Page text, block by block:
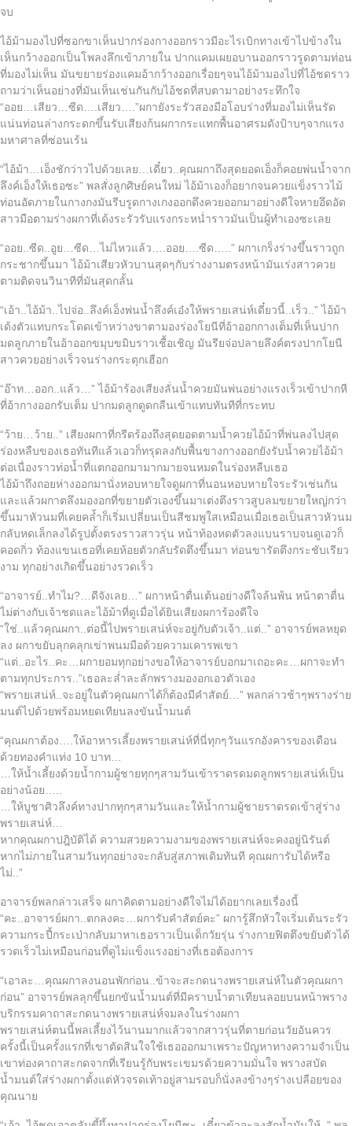
จบ
ไอ้ม้ามองไปที่ซอกขาเห็นปากร่องกางออกราวมีอะไรเบิกทางเข้าไปข้างใน
เห็นกว้างออกเป็นโพลงลึกเข้าภายใน ปากแคมเผยอบานออกราวรูดตามท่อน
ที่มองไม่เห็น มันขยายร่องแคมอ้ากว้างออกเรื่อยๆจนไอ้ม้ามองไปที่ไอ้ชดราว
ถามว่าเห็นอย่างที่มันเห็นเช่นกันกับไอ้ชดที่สบตามาอย่างระทึกใจ
“ออย…เสียว…ซีด….เสียว….”ผกายังระรัวสองมือโอบร่างที่มองไม่เห็นรัด
แน่นท่อนล่างกระดกขึ้นรับเสียงก้นผกากระแทกพื้นอาศรมดังป้าบๆจากแรง
มหาศาลที่ซ่อนเร้น
“ไอ้ม้า…เอ็งชักว่าวไปด้วยเลย…เดี๋ยว..คุณผกาถึงสุดยอดเอ็งก็คอยพ่นน้ำจาก
ลึงค์เอ็งให้เธอซะ” พลสั่งลูกศิษย์คนใหม่ ไอ้ม้าเองก็อยากจนควยแข็งราวไม้
ท่อนอัดภายในกางกงมันรีบรูดกางเกงออกดึงควยออกมาอย่างดีใจหายอึดอัด
สาวมือตามร่างผกาที่เด้งระรัวรับแรงกระหน่ำราวมันเป็นผู้ทำเองซะเลย
“ออย..ซีด..อูย…ซีด…ไม่ไหวแล้ว….ออย….ซีด…..” ผกาเกร็งร่างขึ้นราวถูก
กระชากขึ้นมา ไอ้ม้าเสียวหัวบานสุดๆกับร่างงามตรงหน้ามันเร่งสาวควย
ตามติดจนวินาทีที่มันสุดกลั้น
“เอ้า..ไอ้ม้า..ไปจ่อ..ลึงค์เอ็งพ่นน้ำลึงค์เอ๋งให้พรายเสน่ห์เดี๋ยวนี้..เร็ว..” ไอ้ม้า
เด้งตัวแทบกระโดดเข้าหว่างขาตามองร่องโยนีที่อ้าออกกางเต็มที่เห็นปาก
มดลูกภายในอ้าออกขมุบขมิบราวเชื้อเชิญ มันรียจ่อปลายลึงค์ตรงปากโยนี
สาวควยอย่างเร็วจนร่างกระตุกเฮือก
“อ๊าท…ออก..แล้ว…” ไอ้ม้าร้องเสียงลั่นน้ำควยมันพ่นอย่างแรงเร็วเข้าปากหี
ที่อ้ากางออกรับเต็ม ปากมดลูกดูดกลืนเข้าแทบทันทีที่กระทบ
“ว้าย…ว้าย..” เสียงผกาที่กรีดร้องถึงสุดยอดตามน้ำควยไอ้ม้าที่พ่นลงไปสุด
ร่องหลืบของเธอทันทีแล้วเอวก็ทรุดลงกับพื้นขางกางออกยังรับน้ำควยไอ้ม้า
ต่อเนื่องราวท่อน้ำที่แตกออกมามากมายจนหมดในร่องหลืบเธอ
ไอ้ม้าถึงถอยห่างออกมานั่งหอบหายใจดูผกาที่นอนหอบหายใจระรัวเช่นกัน
และแล้วผกาตลึงมองอกที่ขยายตัวเองขึ้นมาเต่งตึงราวสูบลมขยายใหญ่กว่า
ขึ้นมาหัวนมที่เคยคล้ำก็เริ่มเปลี่ยนเป็นสีชมพูใสเหมือนเมื่อเธอเป็นสาวหัวนม
กลับหดเล็กลงได้รูปตั้งตรงราวสาวรุ่น หน้าท้องหดตัวลงแบนราบจนดูเอวก็
คอดกิ่ว ท้องแขนเธอที่เคยห้อยตัวกลับรัดตึงขึ้นมา ท่อนขารัดตึงกระชับเรียว
งาม ทุกอย่างเกิดขึ้นอย่างรวดเร็ว
“อาจารย์..ทำไม?…ดีจังเลย…” ผกาหน้าตื่นเต้นอย่างดีใจล้นพ้น หน้าตาตื่น
ไม่ต่างกับเจ้าชดและไอ้ม้าที่ดูเมื่อได้ยินเสียงผการ้องดีใจ
“ใช่..แล้วคุณผกา..ต่อนี้ไปพรายเสน่ห์จะอยู่กับตัวเจ้า..แต่..” อาจารย์พลหยุด
ลง ผกาขยับลุกคลุกเข่าพนมมือด้วยความเคารพเขา
“แต่..อะไร..คะ…ผกายอมทุกอย่างขอให้อาจารย์บอกมาเถอะคะ…ผกาจะทำ
ตามทุกประการ..”เธอละล่ำละลักพรางมองอกเอวตัวเอง
“พรายเสน่ห์..จะอยู่ในตัวคุณผกาได้ก็ต้องมีคำสัตย์…” พลกล่าวช้าๆพรางร่าย
มนต์ไปด้วยพร้อมหยดเทียนลงขันน้ำมนต์
“คุณผกาต้อง….ให้อาหารเลี้ยงพรายเสน่ห์ที่นี่ทุกๆวันแรกอังคารของเดือน
ด้วยทองคำแท่ง 10 บาท…
…ให้น้ำเลี้ยงด้วยน้ำกามผู้ชายทุกๆสามวันเข้าราดรดมดลูกพรายเสน่ห์เป็น
อย่างน้อย…..
…ให้บูชาศิวลึงค์ทางปากทุกๆสามวันและให้น้ำกามผู้ชายราดรดเข้าสู่ร่าง
พรายเสน่ห์…
หากคุณผกาปฎิบัติได้ ความสวยความงามของพรายเสน่ห์จะคงอยู่นิรันต์
หากไม่ภายในสามวันทุกอย่างจะกลับสู่สภาพเดิมทันที คุณผการับได้หรือ
ไม่..”
อาจารย์พลกล่าวเสร็จ ผกาคิดตามอย่างดีใจไม่ได้อยากเลยเรื่องนี้
“คะ..อาจารย์ผกา..ตกลงคะ…ผการับคำสัตย์คะ” ผการู้สึกหัวใจเริ่มเต้นระรัว
ความกระปี้กระเป่ากลับมาหาเธอราวเป็นเด็กวัยรุ่น ร่างกายฟิตตึงขยับตัวได้
รวดเร็วไม่เหมือนก่อนที่ดูไม่แข็งแรงอย่างที่เธอต้องการ
“เอาละ…คุณผกาลงนอนพักก่อน..ข้าจะสะกดนางพรายเสน่ห์ในตัวคุณผกา
ก่อน” อาจารย์พลลุกขึ้นยกขันน้ำมนต์ที่มีคราบน้ำตาเทียนลอยบนหน้าพราง
บริกรรมคาถาสะกดนางพรายเสน่ห์จมลงในร่างผกา
พรายเสน่ห์ตนนี้พลเลี้ยงไว้นานมากแล้วจากสาวรุ่นที่ตายก่อนวัยอันควร
ครั้งนี้เป็นครั้งแรกที่เขาตัดสินใจใช้เธอออกมาเพราะปัญหาทางความจำเป็น
เขาท่องคาถาสะกดจากที่เรียนรู้กับพระเขมรด้วยความมั่นใจ พรางสบัด
น้ำมนต์ใส่ร่างผกาตั้งแต่หัวจรดเท้าอยู่สามรอบก็นั่งลงข้างๆร่างเปลือยของ
คุณนาย